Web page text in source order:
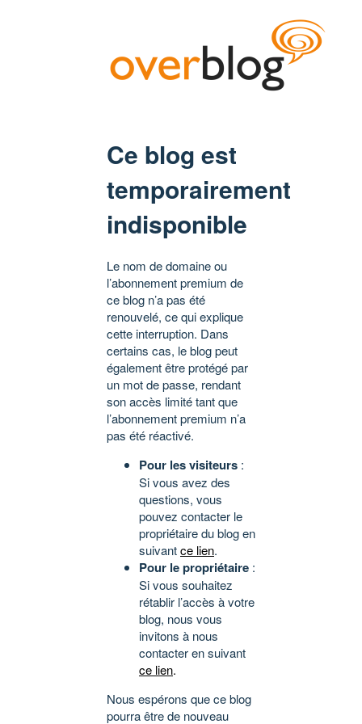
Ce blog est
temporairement
indisponible
Le nom de domaine ou
l’abonnement premium de
ce blog n’a pas été
renouvelé, ce qui explique
cette interruption. Dans
certains cas, le blog peut
également être protégé par
un mot de passe, rendant
son accès limité tant que
l’abonnement premium n’a
pas été réactivé.
Pour les visiteurs :
Si vous avez des
questions, vous
pouvez contacter le
propriétaire du blog en
suivantce lien.
Pour le propriétaire :
Si vous souhaitez
rétablir l’accès à votre
blog, nous vous
invitons à nous
contacter en suivant
ce lien.
Nous espérons que ce blog
pourra être de nouveau